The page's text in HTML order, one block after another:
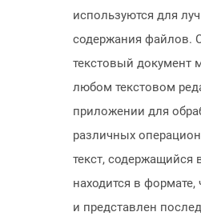
используются для
содержания файлов.
текстовый документ
любом текстовом
приложении для
различных
текст, содержащийся
находится в
и представлен